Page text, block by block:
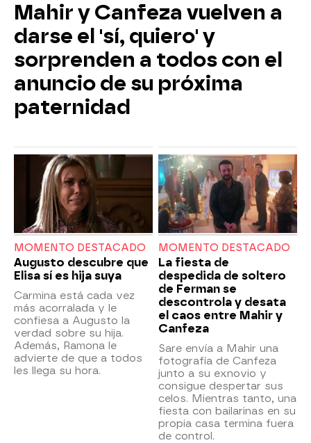
Mahir y Canfeza vuelven a
darse el 'sí, quiero' y
sorprenden a todos con el
anuncio de su próxima
paternidad
MOMENTO DESTACADO
Augusto descubre que
Elisa sí es hija suya
Carmina está cada vez
más acorralada y le
confiesa a Augusto la
verdad sobre su hija.
Además, Ramona le
advierte de que a todos
les llega su hora.
MOMENTO DESTACADO
La fiesta de
despedida de soltero
de Ferman se
descontrola y desata
el caos entre Mahir y
Canfeza
Sare envía a Mahir una
fotografía de Canfeza
junto a su exnovio y
consigue despertar sus
celos. Mientras tanto, una
fiesta con bailarinas en su
propia casa termina fuera
de control.